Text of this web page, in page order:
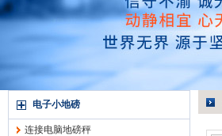
电子小地磅
连接电脑地磅秤